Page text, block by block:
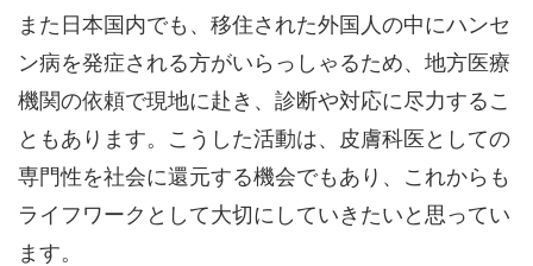
また日本国内でも、移住された外国人の中にハンセ
ン病を発症される方がいらっしゃるため、地方医療
機関の依頼で現地に赴き、診断や対応に尽力するこ
ともあります。こうした活動は、皮膚科医としての
専門性を社会に還元する機会でもあり、これからも
ライフワークとして大切にしていきたいと思ってい
ます。